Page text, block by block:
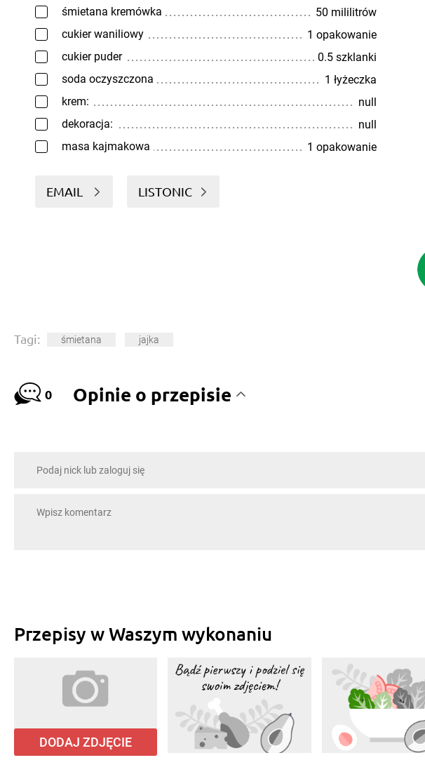
śmietana kremówka
50 mililitrów
cukier waniliowy
1 opakowanie
cukier puder
0.5 szklanki
soda oczyszczona
1 łyżeczka
krem:
null
dekoracja:
null
masa kajmakowa
1 opakowanie
EMAIL LISTONIC
Tagi: śmietana jajka
0 Opinie o przepisie
Przepisy w Waszym wykonaniu
DODAJ ZDJĘCIE